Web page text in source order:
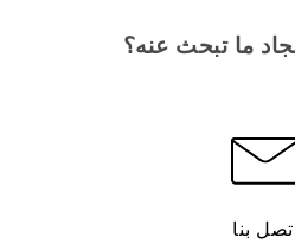
ما تبحث عنه؟
بنا